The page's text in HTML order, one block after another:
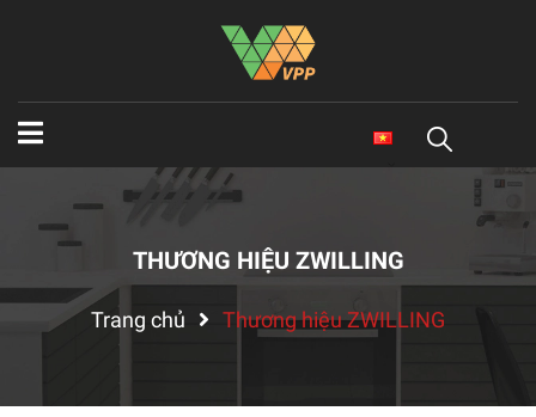
THƯƠNG HIỆU ZWILLING
Trang chủ Thương hiệu ZWILLING